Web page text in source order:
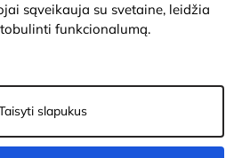
Sąlygos ir nuostatos
Prekių grąžinimas
Slapukų nustatymai
sąveikauja su svetaine, leidžia
funkcionalumą.
slapukus